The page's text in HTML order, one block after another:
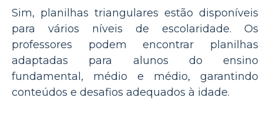
Sim, planilhas triangulares estão disponíveis
para vários níveis de escolaridade. Os
professores podem encontrar planilhas
adaptadas para alunos do ensino
fundamental, médio e médio, garantindo
conteúdos e desafios adequados à idade.